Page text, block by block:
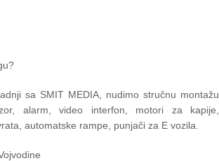
sa SMIT MEDIA, nudimo stručnu montažu
alarm, video interfon, motori za kapije,
automatske rampe, punjači za E vozila.